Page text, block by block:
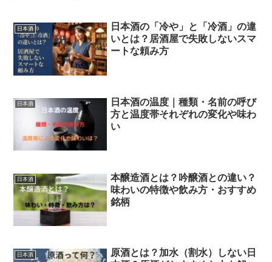
日本酒
日本酒の「冷や」と「冷酒」の違
いとは？居酒屋で失敗しないスマ
ートな頼み方
日本酒
日本酒の温度｜種類・名前の呼び
方と温度帯それぞれの変化や味わ
い
日本酒
本醸造酒とは？吟醸酒との違い？
味わいの特徴や飲み方・おすすめ
銘柄
日本酒
原酒とは？加水（割水）しない日